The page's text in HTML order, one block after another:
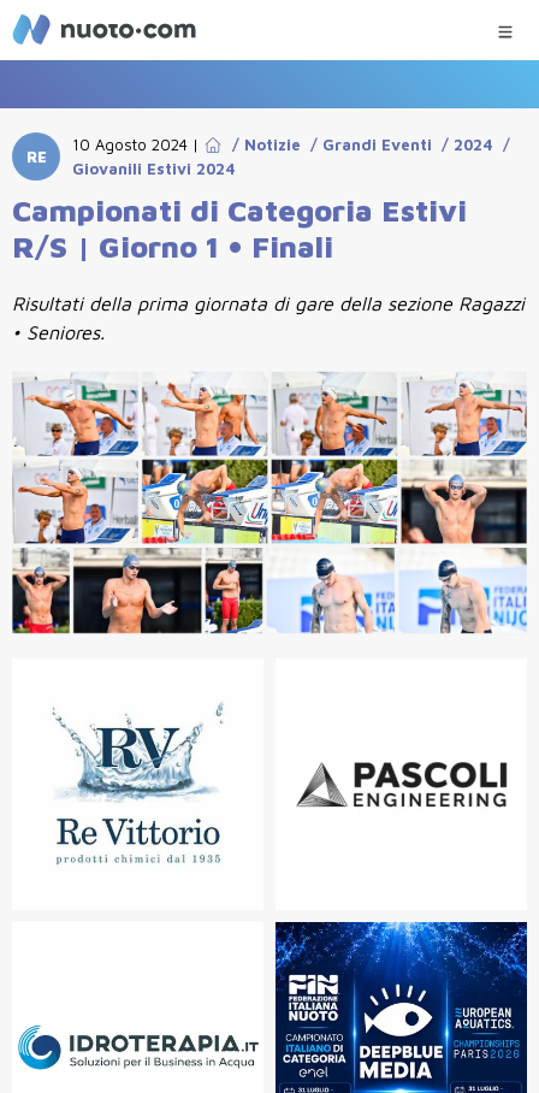
RE
10 Agosto 2024 | / Notizie / Grandi Eventi / 2024 /
Giovanili Estivi 2024
Campionati di Categoria Estivi
R/S | Giorno 1 • Finali
Risultati della prima giornata di gare della sezione Ragazzi
• Seniores.